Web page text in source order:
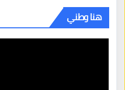
هنا وطني